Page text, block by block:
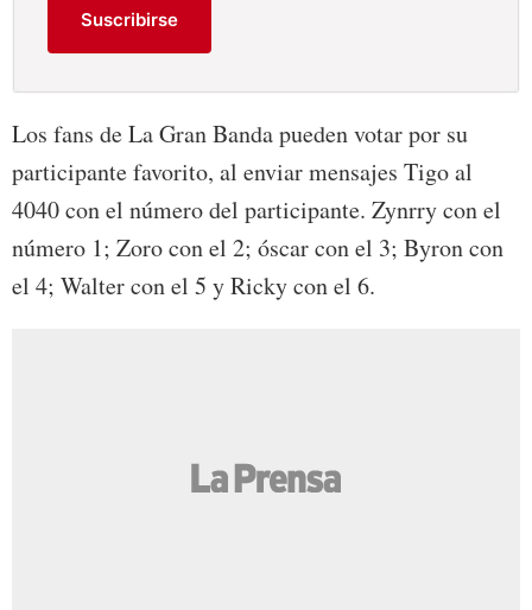
Suscribirse
Los fans de La Gran Banda pueden votar por su
participante favorito, al enviar mensajes Tigo al
4040 con el número del participante. Zynrry con el
número 1; Zoro con el 2; óscar con el 3; Byron con
el 4; Walter con el 5 y Ricky con el 6.